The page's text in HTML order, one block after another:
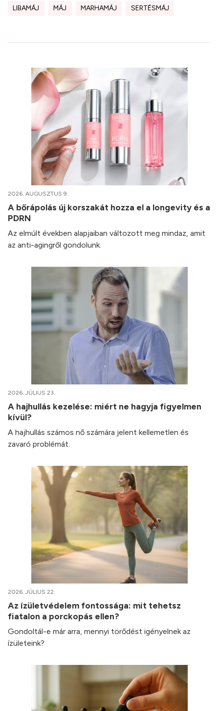
LIBAMÁJ MÁJ MARHAMÁJ SERTÉSMÁJ
2026. AUGUSZTUS 9.
A bőrápolás új korszakát hozza el a longevity és a
PDRN
Az elmúlt években alapjaiban változott meg mindaz, amit
az anti-agingről gondolunk.
2026. JÚLIUS 23.
A hajhullás kezelése: miért ne hagyja figyelmen
kívül?
A hajhullás számos nő számára jelent kellemetlen és
zavaró problémát.
2026. JÚLIUS 22.
Az ízületvédelem fontossága: mit tehetsz
fiatalon a porckopás ellen?
Gondoltál-e már arra, mennyi törődést igényelnek az
ízületeink?